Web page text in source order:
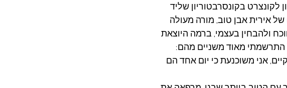
לקונצרט בקונסרבטוריון שליד
אירית אבן טוב, מורה מעולה
ולהבחין בעצמי, ברמה היוצאת
התרשמתי מאוד משניים מהם:
אני משוכנעת כי יום אחד הם